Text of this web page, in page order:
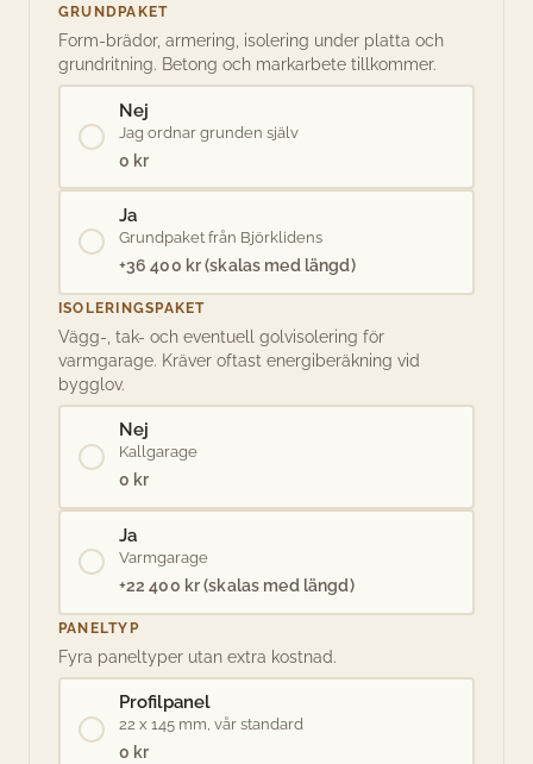
GRUNDPAKET
Form-brädor, armering, isolering under platta och
grundritning. Betong och markarbete tillkommer.
Nej
Jag ordnar grunden själv
0 kr
Ja
Grundpaket från Björklidens
+36 400 kr (skalas med längd)
ISOLERINGSPAKET
Vägg-, tak- och eventuell golvisolering för
varmgarage. Kräver oftast energiberäkning vid
bygglov.
Nej
Kallgarage
0 kr
Ja
Varmgarage
+22 400 kr (skalas med längd)
PANELTYP
Fyra paneltyper utan extra kostnad.
Profilpanel
22 x 145 mm, vår standard
0 kr